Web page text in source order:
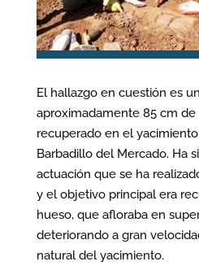
El hallazgo en cuestión es
aproximadamente 85 cm de
recuperado en el yacimiento
Barbadillo del Mercado. Ha
actuación que se ha
y el objetivo principal era
hueso, que afloraba en
deteriorando a gran
natural del yacimiento.